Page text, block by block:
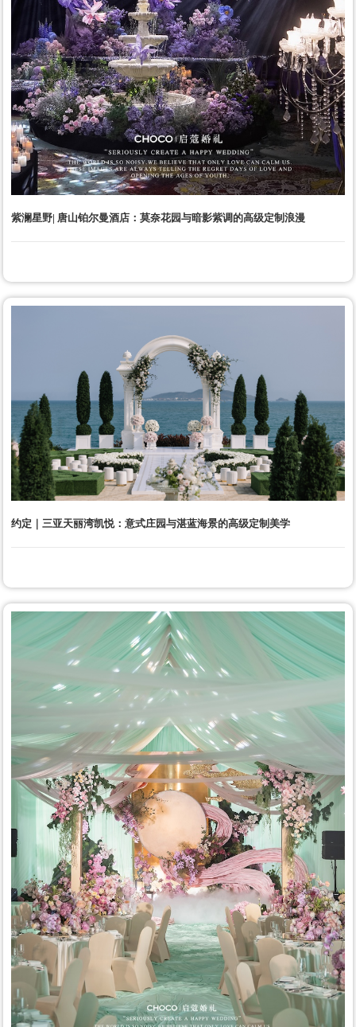
紫澜星野| 唐山铂尔曼酒店：莫奈花园与暗影紫调的高级定制浪漫
约定｜三亚天丽湾凯悦：意式庄园与湛蓝海景的高级定制美学